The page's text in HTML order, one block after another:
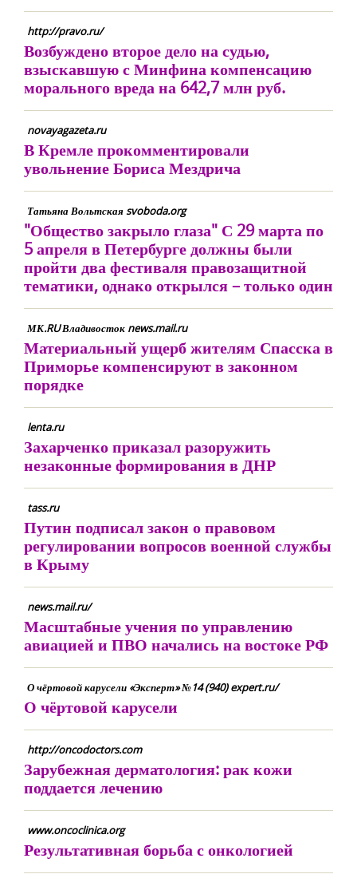
http://pravo.ru/
Возбуждено второе дело на судью,
взыскавшую с Минфина компенсацию
морального вреда на 642,7 млн руб.
novayagazeta.ru
В Кремле прокомментировали
увольнение Бориса Мездрича
Татьяна Вольтская svoboda.org
"Общество закрыло глаза" С 29 марта по
5 апреля в Петербурге должны были
пройти два фестиваля правозащитной
тематики, однако открылся – только один
МК.RU Владивосток news.mail.ru
Материальный ущерб жителям Спасска в
Приморье компенсируют в законном
порядке
lenta.ru
Захарченко приказал разоружить
незаконные формирования в ДНР
tass.ru
Путин подписал закон о правовом
регулировании вопросов военной службы
в Крыму
news.mail.ru/
Масштабные учения по управлению
авиацией и ПВО начались на востоке РФ
О чёртовой карусели «Эксперт» №14 (940) expert.ru/
О чёртовой карусели
http://oncodoctors.com
Зарубежная дерматология: рак кожи
поддается лечению
www.oncoclinica.org
Результативная борьба с онкологией